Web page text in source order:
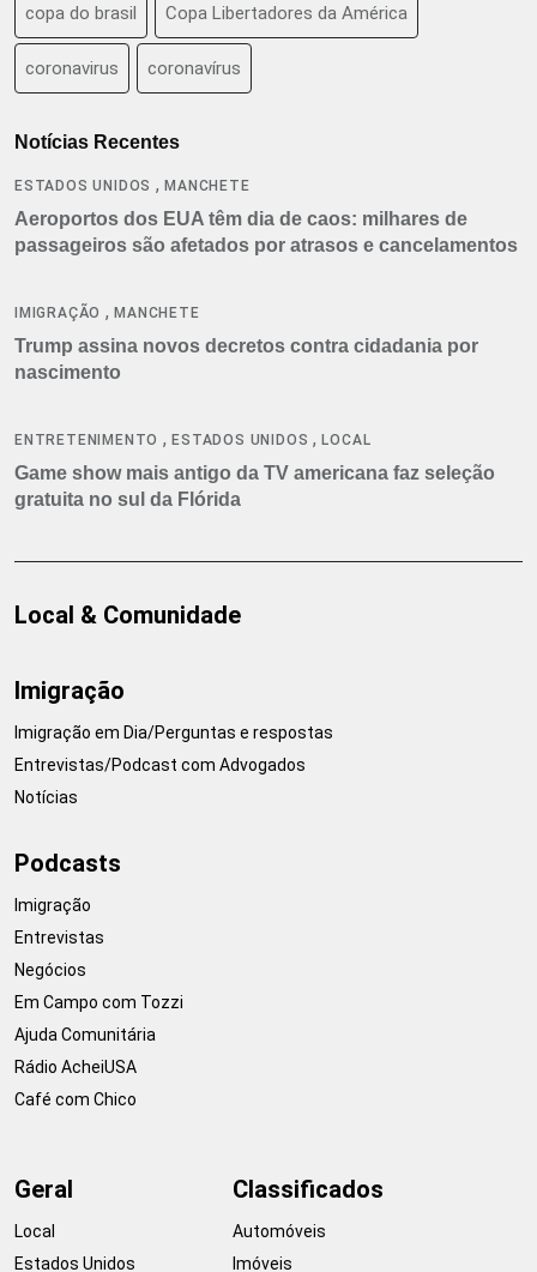
copa do brasil Copa Libertadores da América
coronavirus coronavírus
Notícias Recentes
ESTADOS UNIDOS ,MANCHETE
Aeroportos dos EUA têm dia de caos: milhares de
passageiros são afetados por atrasos e cancelamentos
IMIGRAÇÃO ,MANCHETE
Trump assina novos decretos contra cidadania por
nascimento
ENTRETENIMENTO ,ESTADOS UNIDOS ,LOCAL
Game show mais antigo da TV americana faz seleção
gratuita no sul da Flórida
Local & Comunidade
Imigração
Imigração em Dia/Perguntas e respostas
Entrevistas/Podcast com Advogados
Notícias
Podcasts
Imigração
Entrevistas
Negócios
Em Campo com Tozzi
Ajuda Comunitária
Rádio AcheiUSA
Café com Chico
Geral
Local
Estados Unidos
Classificados
Automóveis
Imóveis